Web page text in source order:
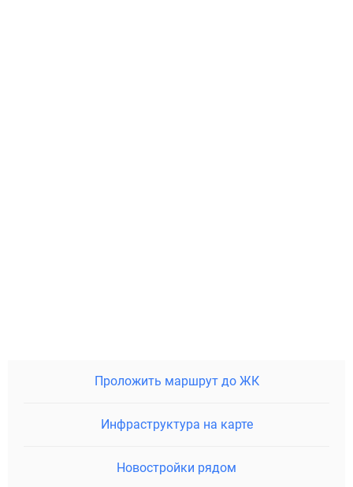
Проложить маршрут до ЖК
Инфраструктура на карте
Новостройки рядом